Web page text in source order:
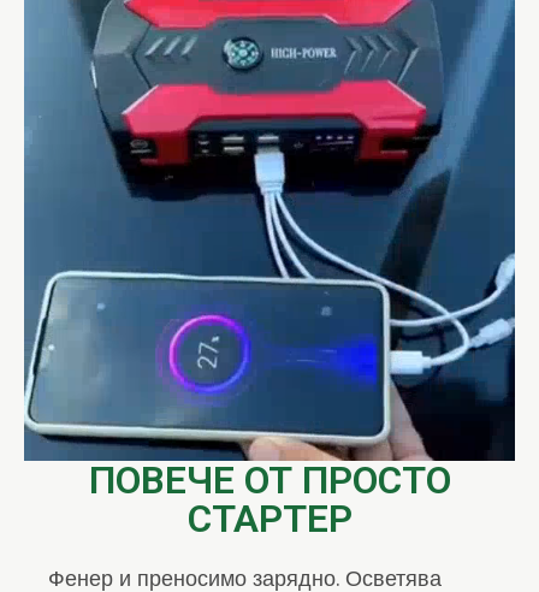
ПОВЕЧЕ ОТ ПРОСТО
СТАРТЕР
Фенер и преносимо зарядно. Осветява